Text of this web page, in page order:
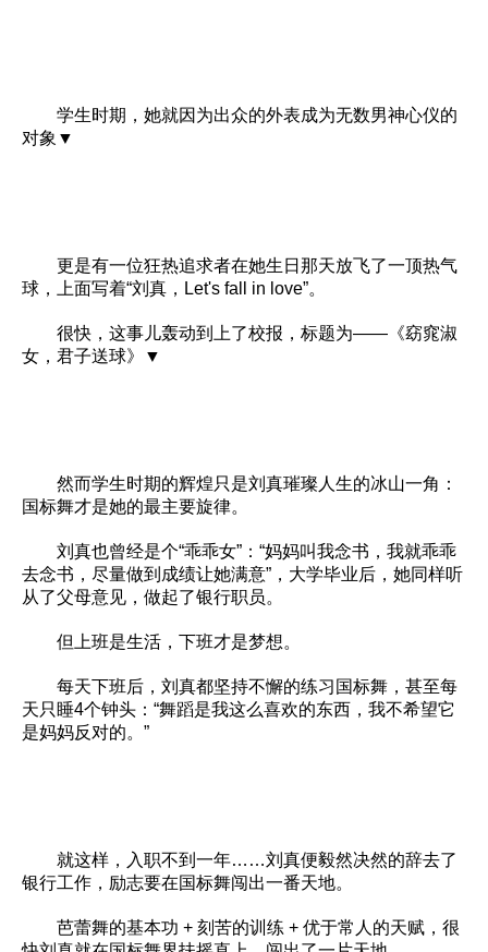
学生时期，她就因为出众的外表成为无数男神心仪的
对象▼
更是有一位狂热追求者在她生日那天放飞了一顶热气
球，上面写着“刘真，Let's fall in love”。
很快，这事儿轰动到上了校报，标题为——《窈窕淑
女，君子送球》▼
然而学生时期的辉煌只是刘真璀璨人生的冰山一角：
国标舞才是她的最主要旋律。
刘真也曾经是个“乖乖女”：“妈妈叫我念书，我就乖乖
去念书，尽量做到成绩让她满意”，大学毕业后，她同样听
从了父母意见，做起了银行职员。
但上班是生活，下班才是梦想。
每天下班后，刘真都坚持不懈的练习国标舞，甚至每
天只睡4个钟头：“舞蹈是我这么喜欢的东西，我不希望它
是妈妈反对的。”
就这样，入职不到一年……刘真便毅然决然的辞去了
银行工作，励志要在国标舞闯出一番天地。
芭蕾舞的基本功 + 刻苦的训练 + 优于常人的天赋，很